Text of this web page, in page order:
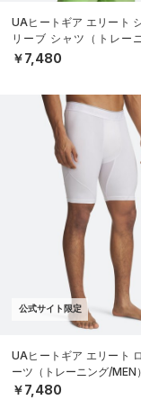
UAヒートギア エリート
リーブ シャツ（トレー
N）
￥7,480
公式サイト限定
UAヒートギア エリート
ーツ（トレーニング/MEN）
￥7,480